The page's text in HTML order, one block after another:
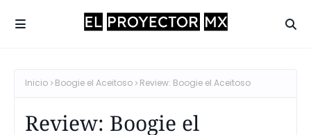
Inicio Boogie el Aceitoso Review: Boogie el Aceitoso
Review: Boogie el